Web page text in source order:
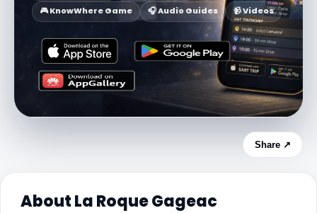
🎮 KnowWhere Game
🎧 Audio Guides 📹 Videos
Share ↗
About La Roque Gageac